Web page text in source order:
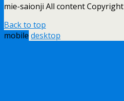
mie-saionji All content Copyright
Back to top
mobile desktop